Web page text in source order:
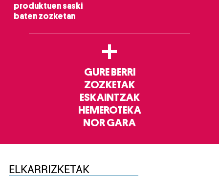
produktuen saski
baten zozketan
+
GURE BERRI
ZOZKETAK
ESKAINTZAK
HEMEROTEKA
NOR GARA
ELKARRIZKETAK